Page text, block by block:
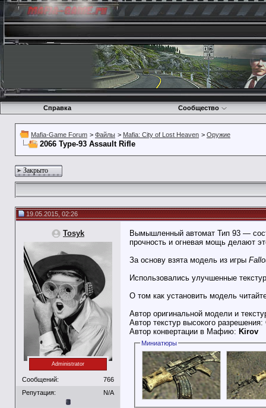
Справка Сообщество
Mafia-Game Forum > Файлы > Mafia: City of Lost Heaven > Оружие
2066 Type-93 Assault Rifle
Закрыто
19.05.2015, 02:26
Tosyk
Administrator
Сообщений:
766
Репутация:
N/A
Вымышленный автомат Тип 93 —
прочность и огневая мощь делают
За основу взята модель из игры
Использовались улучшенные
О том как установить модель
Автор оригинальной модели и
Автор текстур высокого разрешения:
Автор конвертации в Мафию: Kirov
Миниатюры